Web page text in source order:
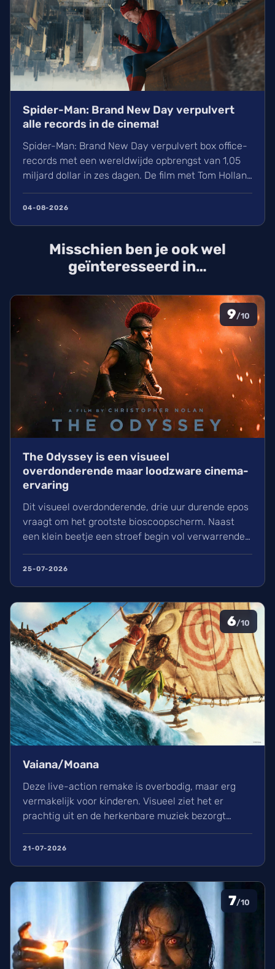
Spider-Man: Brand New Day verpulvert
alle records in de cinema!
Spider-Man: Brand New Day verpulvert box office-
records met een wereldwijde opbrengst van 1,05
miljard dollar in zes dagen. De film met Tom Holland
Endgame in. Volgens hollywoodreporter.com
IMAX-release.
04-08-2026
Misschien ben je ook wel
geïnteresseerd in…
9/10
The Odyssey is een visueel
overdonderende maar loodzware cinema-
ervaring
Dit visueel overdonderende, drie uur durende epos
vraagt om het grootste bioscoopscherm. Naast
een klein beetje een stroef begin vol verwarrende
flashbacks en wisselend acteerwerk, evolueert de
film in een indrukwekkend epos vol praktische
25-07-2026
6/10
Vaiana/Moana
Deze live-action remake is overbodig, maar erg
vermakelijk voor kinderen. Visueel ziet het er
prachtig uit en de herkenbare muziek bezorgt
kippenvel. Hoewel de lore complex is, zorgt het
avontuur voor een heerlijke ervaring in de
21-07-2026
7/10